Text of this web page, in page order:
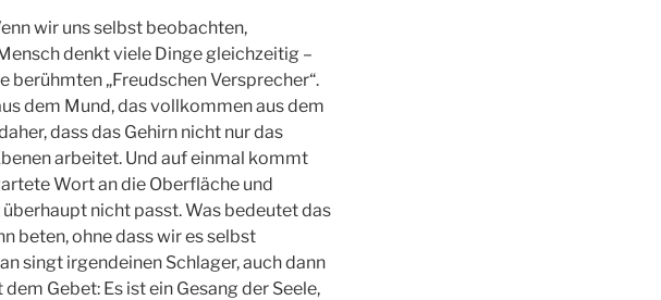
wir uns selbst beobachten,
denkt viele Dinge gleichzeitig –
berühmten „Freudschen Versprecher“.
dem Mund, das vollkommen aus dem
dass das Gehirn nicht nur das
arbeitet. Und auf einmal kommt
Wort an die Oberfläche und
nicht passt. Was bedeutet das
beten, ohne dass wir es selbst
singt irgendeinen Schlager, auch dann
Gebet: Es ist ein Gesang der Seele,